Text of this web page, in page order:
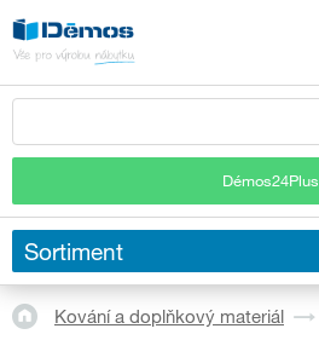
Démos24Plus
Sortiment
Kování a doplňkový materiál